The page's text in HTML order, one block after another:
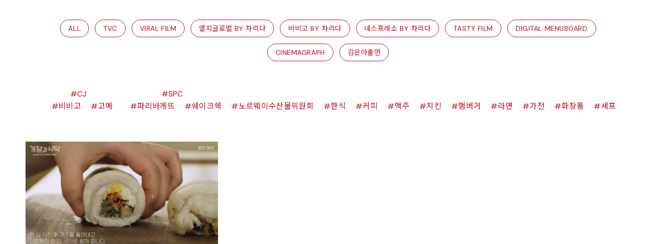
ALL TVC VIRAL FILM 엘지글로벌 BY 차리다 비비고 BY 차리다 네스프레소 BY 차리다 TASTY FILM DIGITAL MENUBOARD
CINEMAGRAPH 김은아출연
CJ
비비고
고메
SPC
파리바게뜨
쉐이크쉑 노르웨이수산물위원회 한식 커피 맥주 치킨 햄버거 라면 가전 화장품 셰프